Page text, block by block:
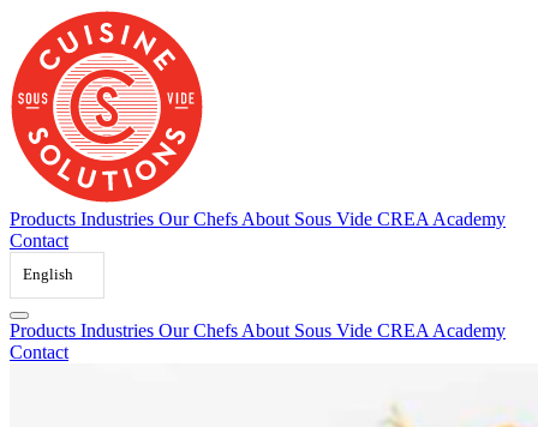
content
Products Industries Our Chefs About Sous Vide CREA Academy
Contact
English
Products Industries Our Chefs About Sous Vide CREA Academy
Contact